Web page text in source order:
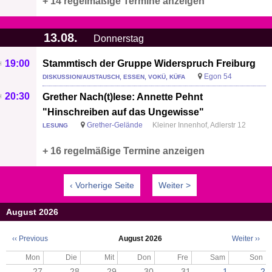
13.08. Donnerstag
Stammtisch der Gruppe Widerspruch Freiburg
19:00
DISKUSSION/AUSTAUSCH, ESSEN, VOKÜ, KÜFA Egon 54
Grether Nach(t)lese: Annette Pehnt
"Hinschreiben auf das Ungewisse"
20:30
LESUNG Grether-Gelände Kleiner Innenhof, Adlerstr 12
+ 16 regelmäßige Termine anzeigen
‹ Vorherige Seite Weiter >
August 2026
Seitennummerierung
‹‹ Previous August 2026 Weiter ››
Mon Die Mit Don Fre Sam Son